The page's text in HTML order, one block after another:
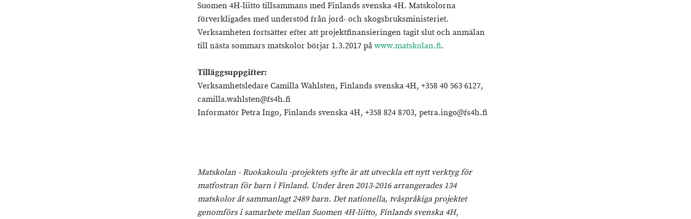
Suomen 4H-liitto tillsammans med Finlands svenska 4H. Matskolorna
förverkligades med understöd från jord- och skogsbruksministeriet.
Verksamheten fortsätter efter att projektfinansieringen tagit slut och anmälan
till nästa sommars matskolor börjar 1.3.2017 påwww.matskolan.fi.
Tilläggsuppgifter:
Verksamhetsledare Camilla Wahlsten, Finlands svenska 4H, +358 40 563 6127,
camilla.wahlsten@fs4h.fi
Informatör Petra Ingo, Finlands svenska 4H, +358 824 8703, petra.ingo@fs4h.fi
Matskolan - Ruokakoulu -projektets syfte är att utveckla ett nytt verktyg för
matfostran för barn i Finland. Under åren 2013-2016 arrangerades 134
matskolor åt sammanlagt 2489 barn. Det nationella, tvåspråkiga projektet
genomförs i samarbete mellan Suomen 4H-liitto, Finlands svenska 4H,